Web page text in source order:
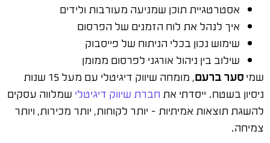
אסטרטגיית תוכן שמניעה מעורבות ולידים
איך לנהל את לוח הזמנים של הפרסום
שימוש נכון בכלי הניתוח של פייסבוק
שילוב בין ניהול אורגני לפרסום ממומן
שמיסער ברעם
, מומחה שיווק דיגיטלי עם מעל 15 שנות
ניסיון בשטח. ייסדתי את חברת שיווק דיגיטלי שמלווה עסקים
להשגת תוצאות אמיתיות – יותר לקוחות, יותר מכירות, ויותר
צמיחה.